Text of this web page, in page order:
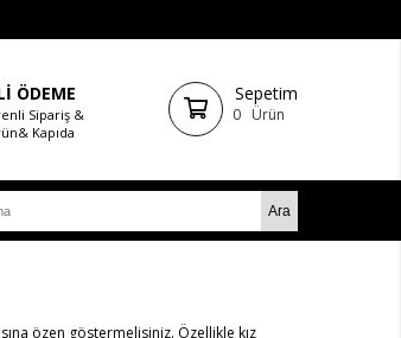
ÖDEME
Sipariş &
Kapıda
Sepetim
0 Ürün
özen göstermelisiniz. Özellikle kız